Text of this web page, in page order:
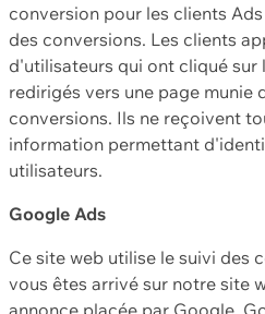
conversion pour les clients
des conversions. Les clients
d'utilisateurs qui ont cliqué sur
redirigés vers une page munie
conversions. Ils ne reçoivent
information permettant
utilisateurs.
Google Ads
Ce site web utilise le suivi des
vous êtes arrivé sur notre site